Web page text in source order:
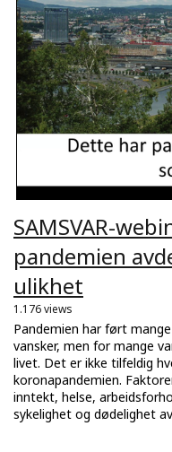
SAMSVAR-
pandemien
ulikhet
1.176 views
Pandemien har ført
vansker, men for mange
livet. Det er ikke tilfeldig
koronapandemien.
inntekt, helse,
sykelighet og dødelighet